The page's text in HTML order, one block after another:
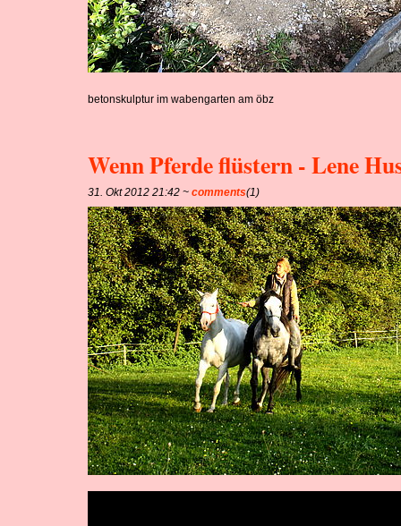
betonskulptur im wabengarten am öbz
Wenn Pferde flüstern - Lene
31. Okt 2012 21:42 ~comments(1)